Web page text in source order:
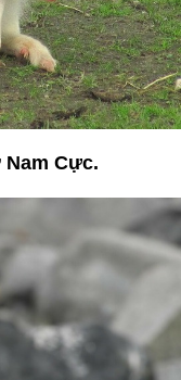
Cực.